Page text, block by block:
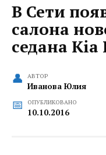
В Сети
салона
седана Kia
АВТОР
Иванова Юлия
ОПУБЛИКОВАНО
10.10.2016